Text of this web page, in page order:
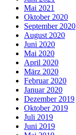
Mai 2021
Oktober 2020
September 2020
August 2020
Juni 2020
Mai 2020
April 2020
März 2020
Februar 2020
Januar 2020
Dezember 2019
Oktober 2019
Juli 2019
Juni 2019